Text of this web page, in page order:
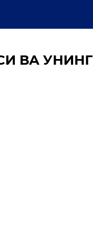
ВA УНИНГ